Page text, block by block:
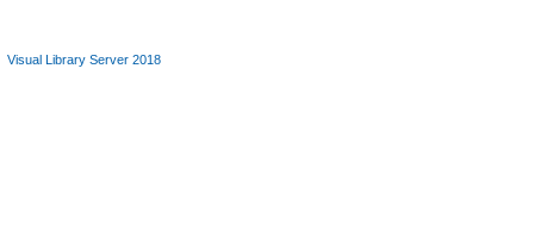
Visual Library Server 2018